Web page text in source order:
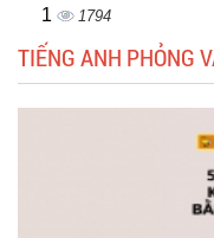
1
1794
TIẾNG ANH PHỎNG